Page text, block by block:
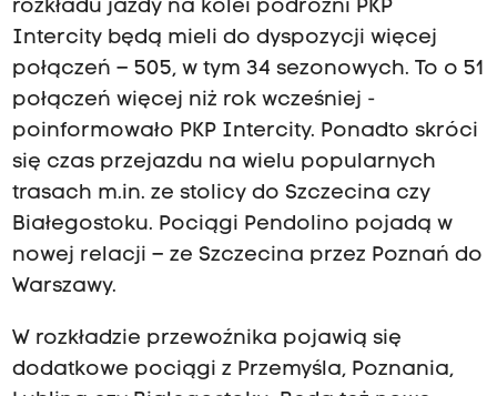
rozkładu jazdy na kolei podróżni PKP
Intercity będą mieli do dyspozycji więcej
połączeń – 505, w tym 34 sezonowych. To o 51
połączeń więcej niż rok wcześniej -
poinformowało PKP Intercity. Ponadto skróci
się czas przejazdu na wielu popularnych
trasach m.in. ze stolicy do Szczecina czy
Białegostoku. Pociągi Pendolino pojadą w
nowej relacji – ze Szczecina przez Poznań do
Warszawy.
W rozkładzie przewoźnika pojawią się
dodatkowe pociągi z Przemyśla, Poznania,